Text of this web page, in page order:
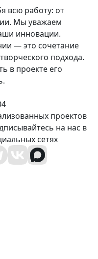
всю работу: от
Мы уважаем
инновации.
— это сочетание
подхода.
в проекте его
проектов
на нас в
сетях